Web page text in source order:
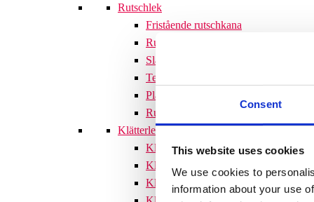
Consent
This website uses cookies
We use cookies to
information about your use
Rutschlek
Fristående rutschkana
Rutschkanor till lekställningar
Släntrutschkana
Terrängtrappor
Plattformar
Rutschlek tillbehör
Klätterlek
Klätterställningar
Klätterställning med rutschkana
Klätternät